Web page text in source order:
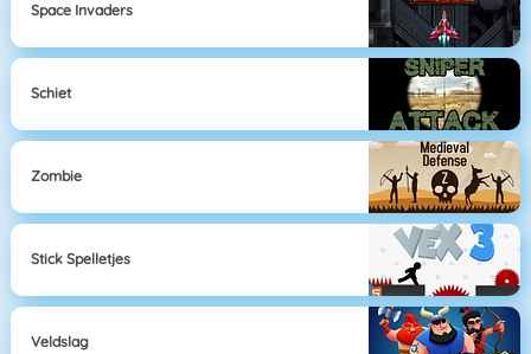
Space Invaders
Schiet
Zombie
Stick Spelletjes
Veldslag